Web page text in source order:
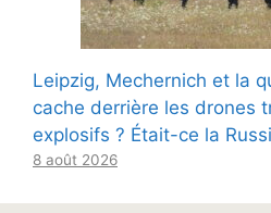
Leipzig, Mechernich et la
cache derrière les drones
explosifs ? Était-ce la
8 août 2026